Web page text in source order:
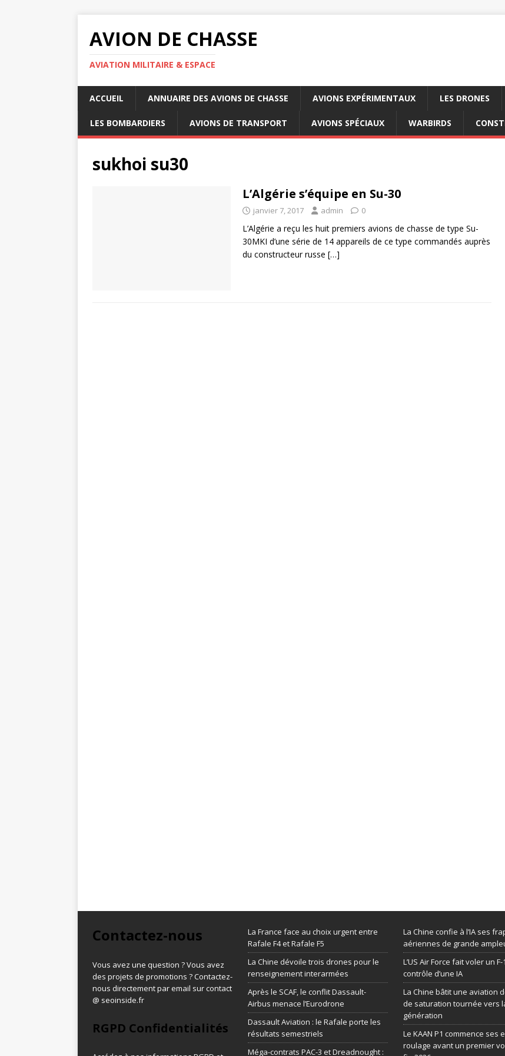
AVION DE CHASSE
AVIATION MILITAIRE & ESPACE
ACCUEIL ANNUAIRE DES AVIONS DE CHASSE AVIONS EXPÉRIMENTAUX LES DRONES
LES BOMBARDIERS AVIONS DE TRANSPORT AVIONS SPÉCIAUX WARBIRDS
sukhoi su30
L’Algérie s’équipe en Su-30
janvier 7, 2017 admin 0
L’Algérie a reçu les huit premiers avions de chasse de type Su-
30MKI d’une série de 14 appareils de ce type commandés auprès
du constructeur russe […]
Contactez-nous
Vous avez une question ? Vous avez
des projets de promotions ? Contactez-
nous directement par email sur contact
@ seoinside.fr
RGPD Confidentialités
La France face au choix urgent entre
Rafale F4 et Rafale F5
La Chine dévoile trois drones pour le
renseignement interarmées
Après le SCAF, le conflit Dassault-
Airbus menace l’Eurodrone
Dassault Aviation : le Rafale porte les
résultats semestriels
Méga-contrats PAC-3 et Dreadnought :
La Chine confie à l’IA ses
aériennes de grande
L’US Air Force fait voler un
contrôle d’une IA
La Chine bâtit une aviation
de saturation tournée vers
génération
Le KAAN P1 commence ses
roulage avant un premier